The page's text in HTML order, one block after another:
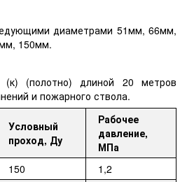
диаметрами 51мм, 66мм,
150мм.
(полотно) длиной 20 метров
и пожарного ствола.
Условный
проход, Ду
Рабочее
давление,
МПа
150
1,2